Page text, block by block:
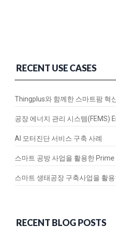
RECENT USE CASES
공장 에너지 관리 시스템(FEMS)
AI 모터진단 서비스 구축 사례
스마트 공방 사업을 활용한 Prime
스마트 생태공장 구축사업을 활
RECENT BLOG POSTS